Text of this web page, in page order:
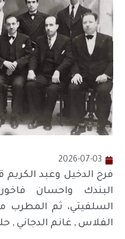
2026-07-03
فرح الدخيل وعبد
البندك واحسان
السلفيتي، ثم المطرب
الفلاس , غانم الدجاني ,